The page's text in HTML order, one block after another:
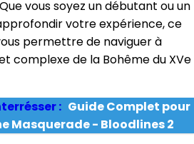
vous soyez un débutant ou un
votre expérience, ce
permettre de naviguer à
complexe de la Bohême du XVe
: Guide Complet pour
Masquerade - Bloodlines 2